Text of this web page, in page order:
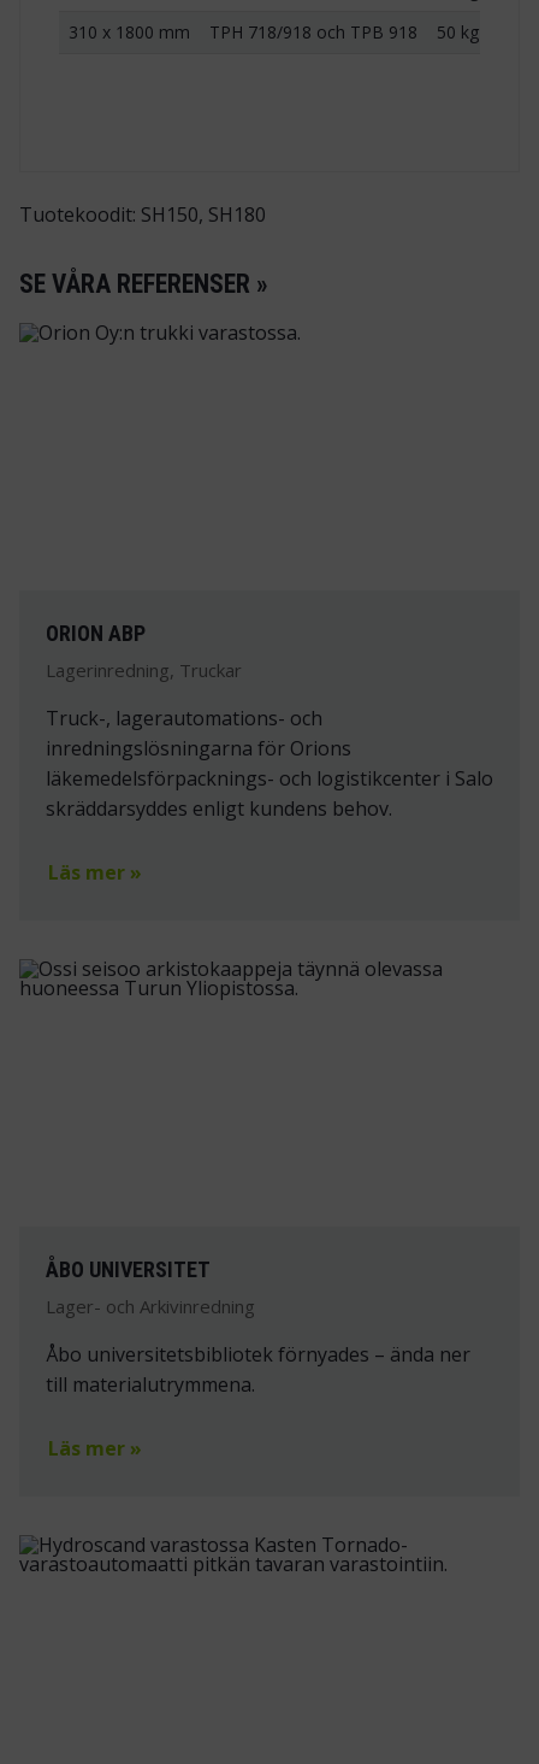
310 x 1800 mm
TPH 718/918 och TPB 918 50 kg
Tuotekoodit: SH150, SH180
SE VÅRA REFERENSER »
ORION ABP
Lagerinredning, Truckar
Truck-, lagerautomations- och
inredningslösningarna för Orions
läkemedelsförpacknings- och logistikcenter i Salo
skräddarsyddes enligt kundens behov.
Läs mer »
ÅBO UNIVERSITET
Lager- och Arkivinredning
Åbo universitetsbibliotek förnyades – ända ner
till materialutrymmena.
Läs mer »